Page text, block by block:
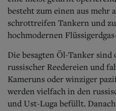
Aktuelle
Abo
besteht zum einen aus mehr
schrottreifen Tankern und
hochmodernen
Die besagten Öl-Tanker
russischer Reedereien und
Kameruns oder winziger
werden vielfach in den
und Ust-Luga befüllt.